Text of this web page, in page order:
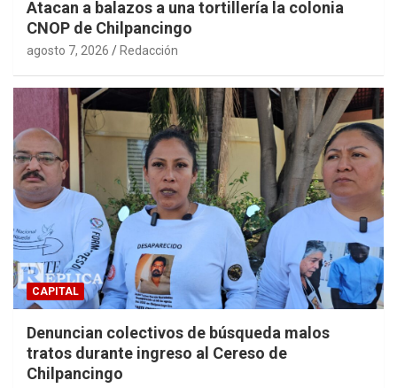
Atacan a balazos a una tortillería la colonia
CNOP de Chilpancingo
agosto 7, 2026 Redacción
CAPITAL
Denuncian colectivos de búsqueda malos
tratos durante ingreso al Cereso de
Chilpancingo